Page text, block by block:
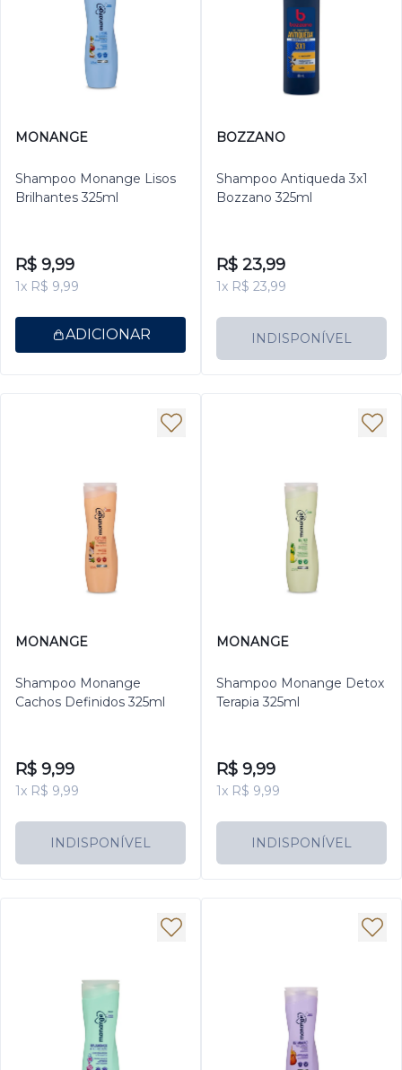
MONANGE
Shampoo Monange Lisos
Brilhantes 325ml
R$ 9,99
1x R$ 9,99
ADICIONAR
BOZZANO
Shampoo Antiqueda 3x1
Bozzano 325ml
R$ 23,99
1x R$ 23,99
INDISPONÍVEL
MONANGE
Shampoo Monange
Cachos Definidos 325ml
R$ 9,99
1x R$ 9,99
INDISPONÍVEL
MONANGE
Shampoo Monange Detox
Terapia 325ml
R$ 9,99
1x R$ 9,99
INDISPONÍVEL